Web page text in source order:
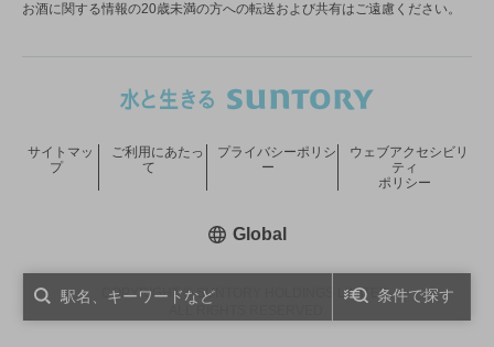
条件で探す
お酒に関する情報の20歳未満の方への転送および共有はご遠慮ください。
COPYRIGHT © SUNTORY HOLDINGS LIMITED.
サイトマッ
プ
ご利用にあたっ
て
プライバシーポリシ
ー
ウェブアクセシビリ
ティ
ポリシー
Global新しいウィンドウで開く